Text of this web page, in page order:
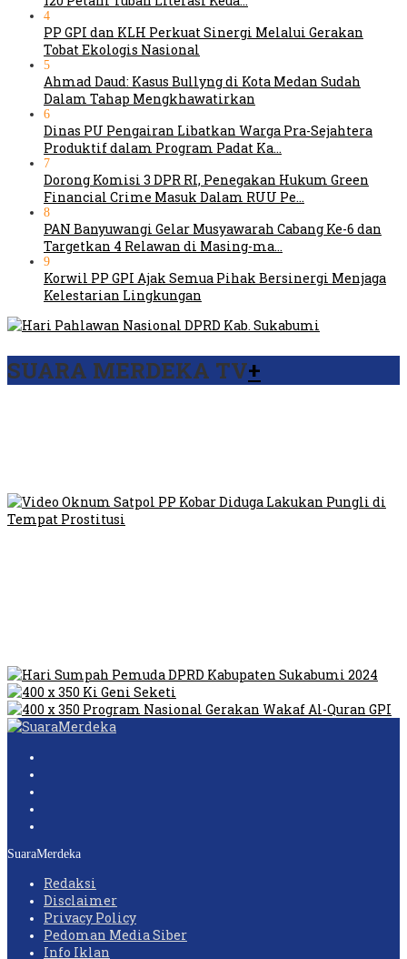
4
PP GPI dan KLH Perkuat Sinergi Melalui Gerakan
Tobat Ekologis Nasional
5
Ahmad Daud: Kasus Bullyng di Kota Medan Sudah
Dalam Tahap Mengkhawatirkan
6
Dinas PU Pengairan Libatkan Warga Pra-Sejahtera
Produktif dalam Program Padat Ka…
7
Dorong Komisi 3 DPR RI, Penegakan Hukum Green
Financial Crime Masuk Dalam RUU Pe…
8
PAN Banyuwangi Gelar Musyawarah Cabang Ke-6 dan
Targetkan 4 Relawan di Masing-ma…
9
Korwil PP GPI Ajak Semua Pihak Bersinergi Menjaga
Kelestarian Lingkungan
SUARA MERDEKA TV+
SuaraMerdeka
Redaksi
Disclaimer
Privacy Policy
Pedoman Media Siber
Info Iklan